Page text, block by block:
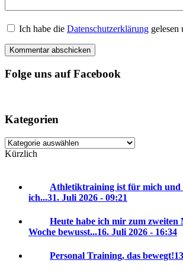
Ich habe die Datenschutzerklärung gelesen
Folge uns auf Facebook
Kategorien
Kategorien
Kürzlich
Athletiktraining ist für mich und
ich...31. Juli 2026 - 09:21
Heute habe ich mir zum zweiten
Woche bewusst...16. Juli 2026 - 16:34
Personal Training, das bewegt!